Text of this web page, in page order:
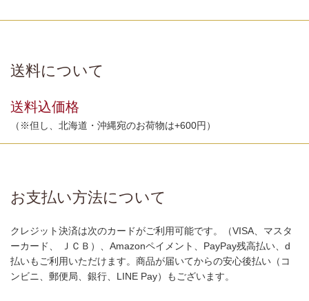
送料について
送料込価格
（※但し、北海道・沖縄宛のお荷物は+600円）
お支払い方法について
クレジット決済は次のカードがご利用可能です。（VISA、マスタ
ーカード、 ＪＣＢ）、Amazonペイメント、PayPay残高払い、d
払いもご利用いただけます。商品が届いてからの安心後払い（コ
ンビニ、郵便局、銀行、LINE Pay）もございます。